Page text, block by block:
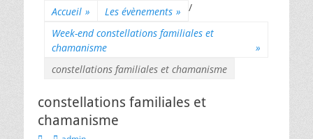
Accueil » Les évènements »
/
Week-end constellations familiales et
chamanisme
»
constellations familiales et chamanisme
constellations familiales et
chamanisme